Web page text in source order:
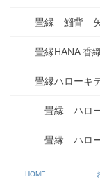
畳縁 鯔背 矢
畳縁HANA 香
畳縁ハローキ
畳縁 ハロ
畳縁 ハロ
畳縁 ハロ
HOME